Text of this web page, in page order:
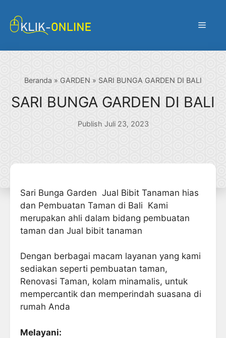
Menu
Beranda » GARDEN » SARI BUNGA GARDEN DI BALI
SARI BUNGA GARDEN DI BALI
Publish Juli 23, 2023
Sari Bunga Garden Jual Bibit Tanaman hias
dan Pembuatan Taman di Bali Kami
merupakan ahli dalam bidang pembuatan
taman dan Jual bibit tanaman
Dengan berbagai macam layanan yang kami
sediakan seperti pembuatan taman,
Renovasi Taman, kolam minamalis, untuk
mempercantik dan memperindah suasana di
rumah Anda
Melayani: